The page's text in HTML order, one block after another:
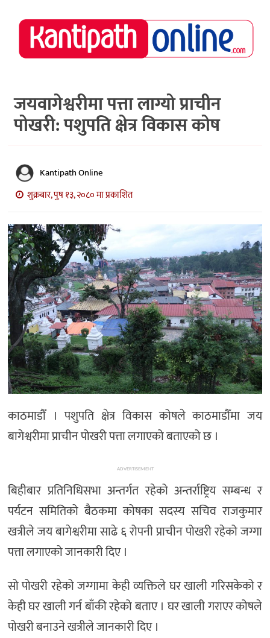
राष्ट्रिय
समाचार
नेपाल
अर्थ/
मनोरञ्जन
स्वास्थ्य
अन्तर्वार्ता/
विचार
अन्तर्राष्ट्रिय/
प्रवास
भिडियो
राशिफल
English
जयवागेश्वरीमा पत्ता लाग्यो प्राचीन
पोखरी: पशुपति क्षेत्र विकास कोष
Kantipath Online
शुक्रबार, पुष १३, २०८० मा प्रकाशित
काठमाडौँ । पशुपति क्षेत्र विकास कोषले काठमाडौँमा जय
बागेश्वरीमा प्राचीन पोखरी पत्ता लगाएको बताएको छ ।
ADVERTISEMENT
बिहीबार प्रतिनिधिसभा अन्तर्गत रहेको अन्तर्राष्ट्रिय सम्बन्ध र
पर्यटन समितिको बैठकमा कोषका सदस्य सचिव राजकुमार
खत्रीले जय बागेश्वरीमा साढे ६ रोपनी प्राचीन पोखरी रहेको जग्गा
पत्ता लगाएको जानकारी दिए ।
सो पोखरी रहेको जग्गामा केही व्यक्तिले घर खाली गरिसकेको र
केही घर खाली गर्न बाँकी रहेको बताए । घर खाली गराएर कोषले
पोखरी बनाउने खत्रीले जानकारी दिए ।